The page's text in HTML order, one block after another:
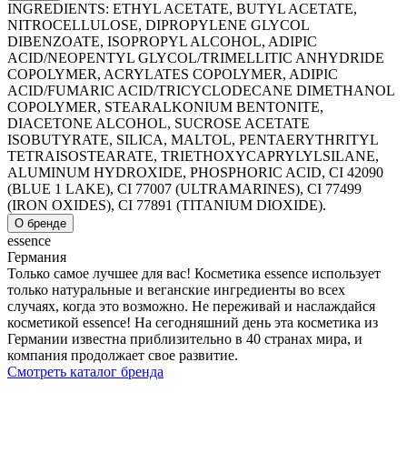
INGREDIENTS: ETHYL ACETATE, BUTYL ACETATE,
NITROCELLULOSE, DIPROPYLENE GLYCOL
DIBENZOATE, ISOPROPYL ALCOHOL, ADIPIC
ACID/NEOPENTYL GLYCOL/TRIMELLITIC ANHYDRIDE
COPOLYMER, ACRYLATES COPOLYMER, ADIPIC
ACID/FUMARIC ACID/TRICYCLODECANE DIMETHANOL
COPOLYMER, STEARALKONIUM BENTONITE,
DIACETONE ALCOHOL, SUCROSE ACETATE
ISOBUTYRATE, SILICA, MALTOL, PENTAERYTHRITYL
TETRAISOSTEARATE, TRIETHOXYCAPRYLYLSILANE,
ALUMINUM HYDROXIDE, PHOSPHORIC ACID, CI 42090
(BLUE 1 LAKE), CI 77007 (ULTRAMARINES), CI 77499
(IRON OXIDES), CI 77891 (TITANIUM DIOXIDE).
О бренде
essence
Германия
Только самое лучшее для вас! Косметика essence использует
только натуральные и веганские ингредиенты во всех
случаях, когда это возможно. Не переживай и наслаждайся
косметикой essence! На сегодняшний день эта косметика из
Германии известна приблизительно в 40 странах мира, и
компания продолжает свое развитие.
Смотреть каталог бренда